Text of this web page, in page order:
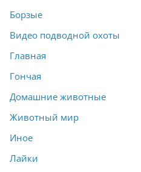
Борзые
Видео подводной охоты
Главная
Гончая
Домашние животные
Животный мир
Иное
Лайки